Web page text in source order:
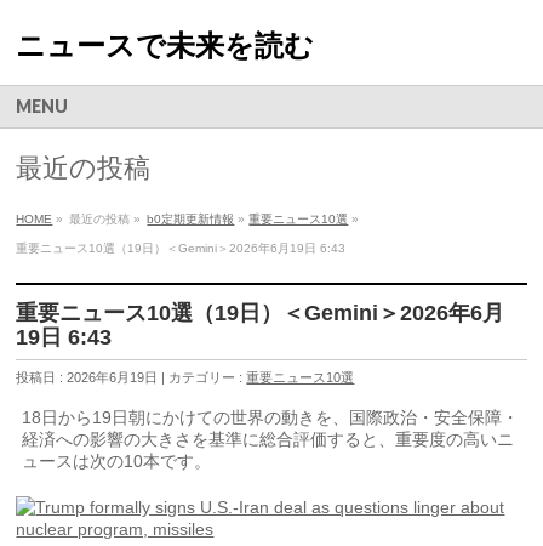
ニュースで未来を読む
MENU
最近の投稿
HOME » 最近の投稿 » b0定期更新情報 »重要ニュース10選 »
重要ニュース10選（19日）＜Gemini＞2026年6月19日 6:43
重要ニュース10選（19日）＜Gemini＞2026年6月
19日 6:43
投稿日 : 2026年6月19日 | カテゴリー :重要ニュース10選
18日から19日朝にかけての世界の動きを、国際政治・安全保障・
経済への影響の大きさを基準に総合評価すると、重要度の高いニ
ュースは次の10本です。